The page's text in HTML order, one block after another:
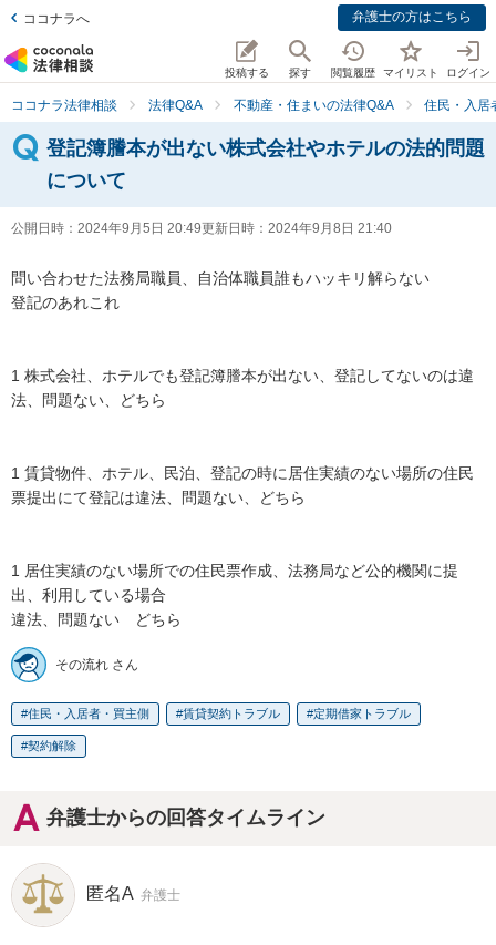
ココナラへ 弁護士の方はこちら
投稿する 探す 閲覧履歴 マイリスト ログイン
ココナラ法律相談 法律Q&A 不動産・住まいの法律Q&A 住民・入居
登記簿謄本が出ない株式会社やホテルの法的問題
について
公開日時： 2024年9月5日 20:49更新日時： 2024年9月8日 21:40
問い合わせた法務局職員、自治体職員誰もハッキリ解らない
登記のあれこれ
1 株式会社、ホテルでも登記簿謄本が出ない、登記してないのは違
法、問題ない、どちら
1 賃貸物件、ホテル、民泊、登記の時に居住実績のない場所の住民
票提出にて登記は違法、問題ない、どちら
1 居住実績のない場所での住民票作成、法務局など公的機関に提
出、利用している場合
違法、問題ない　どちら
その流れ さん
住民・入居者・買主側 賃貸契約トラブル 定期借家トラブル
契約解除
弁護士からの回答タイムライン
匿名A 弁護士